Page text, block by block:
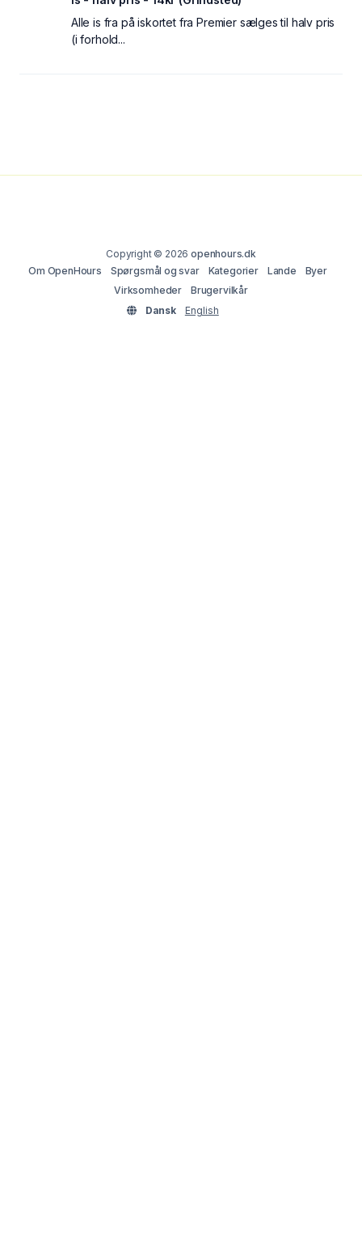
Alle is fra på iskortet fra Premier sælges til halv pris
(i forhold...
Copyright © 2026openhours.dk
Om OpenHours
Spørgsmål og svar Kategorier Lande
Byer
Virksomheder
Brugervilkår
Dansk
English